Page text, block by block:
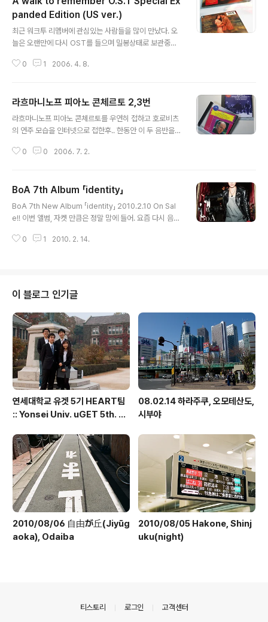
반을 한눈에 확인할 수 있지만.. 이런 방식은 싫다.. 오프라인 매장에서 힘들게
찾고 없어서 실망하는 편이 맘에든다... 너무 다양한 앨범자켓들을 보고 있..
panded Edition (US ver.)
최근 워크투 리멤버에 관심있는 사람들을 많이 만났다. 오
늘은 오랜만에 다시 OST를 들으며 밀봉상태로 보관중인
범을 뜯어보고 싶은 욕구가.. 추가로 몇 트랙이 더 있다는데
심있는 분들은 얼른 구입하세요 ~ [maniadbmusic|137
278|4|150|1|center]
0 1 2006. 4. 8.
라흐마니노프 피아노 콘체르토 2,3번
라흐마니노프 피아노 콘체르토를 우연히 접하고 호로비츠
의 연주 모습을 인터넷으로 접한후.. 한동안 이 두 음반을
은것은 아니지만 처음 접하는 사람에게는 기준이 되는 음
러 같이 커플링 되어 있는 차이코프스키의 곡 연주도 참 좋
다. 호로비츠의 3번 연주는 동영상을 통해 접했던 실황을
레코딩 한것인데 1978년 카네기 홀에서의 연주이다. 모든
다. 최근에 포노에 입고되었으니 관심있는 분들은 구입을~
0 0 2006. 7. 2.
BoA 7th Album 「identity」
BoA 7th New Album 「identity」 2010.2.10 On Sal
e!! 이번 앨범, 자켓 만큼은 정말 맘에 들어. 요즘 다시 음악
D-38023/B ¥4,300(tax in) 【CD】 1. This Is Who I A
0. THE END そして and... (album ver.) 11. Possibili
ty duet with 三浦大知 12. fallin' 13. my all 【DVD】 1.
BUMP BU..
0 1 2010. 2. 14.
이 블로그 인기글
연세대학교 유겟 5기 HEART팀
:: Yonsei Univ. uGET 5th. H
08.02.14 하라주쿠, 오모테산도,
시부야
2010/08/06 自由が丘(Jiyūg
aoka), Odaiba
2010/08/05 Hakone, Shinj
uku(night)
티스토리 로그인 고객센터